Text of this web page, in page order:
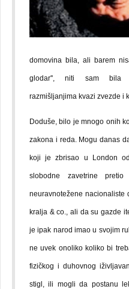
domovina bila, ali barem
glodar'', niti sam bila
razmišljanjima kvazi zvezde i
Doduše, bilo je mnogo onih
zakona i reda. Mogu danas
koji je zbrisao u London
slobodne zavetrine
neuravnotežene
kralja & co., ali da su gazde
je ipak narod imao u svojim
ne uvek onoliko koliko bi
fizičkog i duhovnog
stigl, ili mogli da postanu